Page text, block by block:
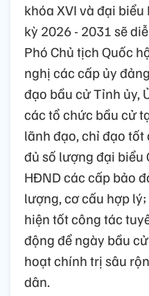
khóa XVI và đại
kỳ 2026 - 2031 sẽ
Phó Chủ tịch Quốc
nghị các cấp ủy
đạo bầu cử Tỉnh ủy,
các tổ chức bầu cử
lãnh đạo, chỉ đạo
đủ số lượng đại biểu
HĐND các cấp bảo
lượng, cơ cấu hợp
hiện tốt công tác
động để ngày bầu
hoạt chính trị sâu
dân.